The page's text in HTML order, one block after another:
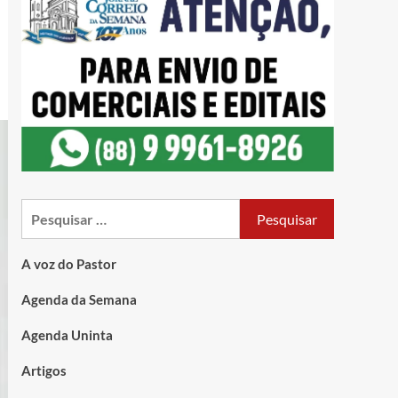
A voz do Pastor
Agenda da Semana
Agenda Uninta
Artigos